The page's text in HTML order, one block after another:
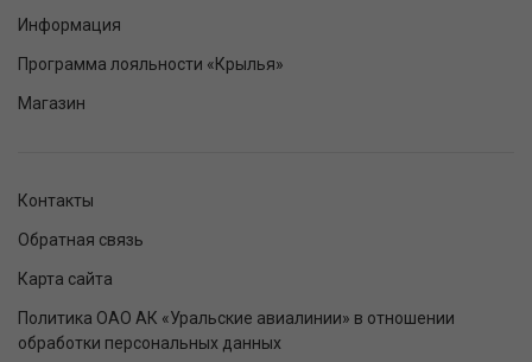
Информация
Программа лояльности «Крылья»
Магазин
Контакты
Обратная связь
Карта сайта
Политика ОАО АК «Уральские авиалинии» в отношении
обработки персональных данных